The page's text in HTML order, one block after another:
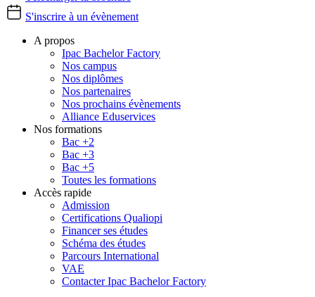
S'inscrire à un évènement
A propos
Ipac Bachelor Factory
Nos campus
Nos diplômes
Nos partenaires
Nos prochains évènements
Alliance Eduservices
Nos formations
Bac +2
Bac +3
Bac +5
Toutes les formations
Accès rapide
Admission
Certifications Qualiopi
Financer ses études
Schéma des études
Parcours International
VAE
Contacter Ipac Bachelor Factory